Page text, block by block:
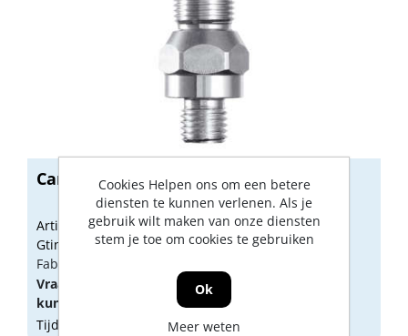
Carat adapter m16 uitw. x 1/2G uitw.
Artikelnummer: 1746691
Gtin: 8714452205068
Fabrikant artikel nummer: ES00400000
Vraag een
aan oflog in
kunnen zien.
Tijdelijk niet op voorraad
Cookies Helpen ons om een betere
diensten te kunnen verlenen. Als je
gebruik wilt maken van onze diensten
stem je toe om cookies te gebruiken
Ok
Meer weten